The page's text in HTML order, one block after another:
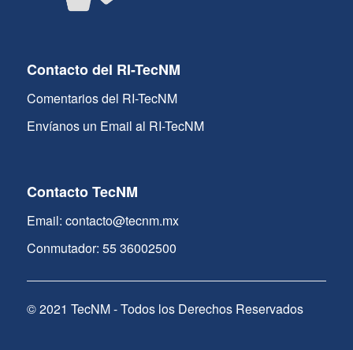
Contacto del RI-TecNM
Comentarios del RI-TecNM
Envíanos un Email al RI-TecNM
Contacto TecNM
Email: contacto@tecnm.mx
Conmutador: 55 36002500
© 2021 TecNM - Todos los Derechos Reservados